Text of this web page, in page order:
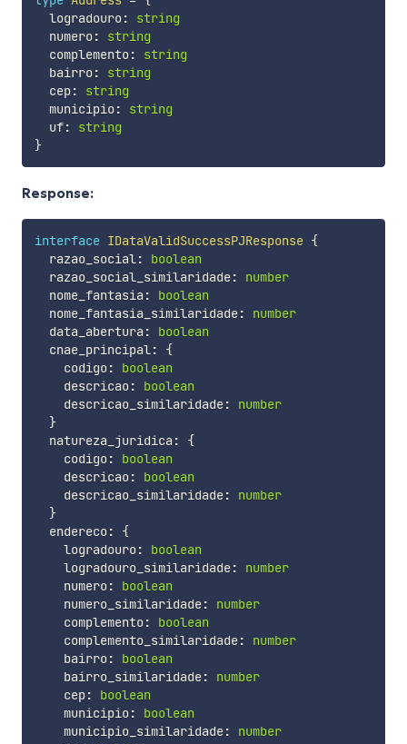
  logradouro
:
string
  numero
:
string
  complemento
:
string
  bairro
:
string
  cep
:
string
  municipio
:
string
  uf
:
string
}
Response:
interface IDataValidSuccessPJResponse {
  razao_social
:
boolean
  razao_social_similaridade
:
number
  nome_fantasia
:
boolean
  nome_fantasia_similaridade
:
number
  data_abertura
:
boolean
  cnae_principal
:
{
    codigo
:
boolean
    descricao
:
boolean
    descricao_similaridade
:
number
}
  natureza_juridica
:
{
    codigo
:
boolean
    descricao
:
boolean
    descricao_similaridade
:
number
}
  endereco
:
{
    logradouro
:
boolean
    logradouro_similaridade
:
number
    numero
:
boolean
    numero_similaridade
:
number
    complemento
:
boolean
    complemento_similaridade
:
number
    bairro
:
boolean
    bairro_similaridade
:
number
    cep
:
boolean
    municipio
:
boolean
    municipio_similaridade
:
number